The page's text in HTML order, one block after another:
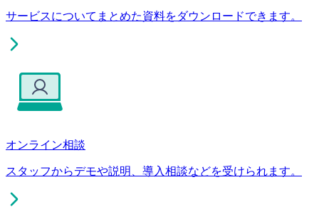
サービスについてまとめた資料をダウンロードできます。
オンライン相談
スタッフからデモや説明、導入相談などを受けられます。